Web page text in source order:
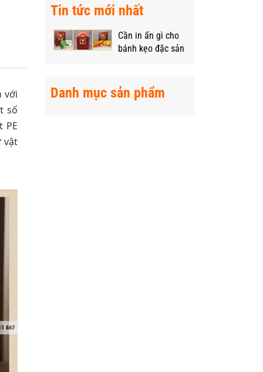
với
số
PE
vật
Tin tức mới nhất
Cần in ấn gì cho
bánh kẹo đặc sản
phẩm?
Danh mục sản phẩm